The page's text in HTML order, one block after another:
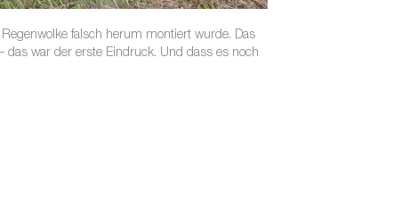
falsch herum montiert wurde. Das
das war der erste Eindruck. Und dass es noch